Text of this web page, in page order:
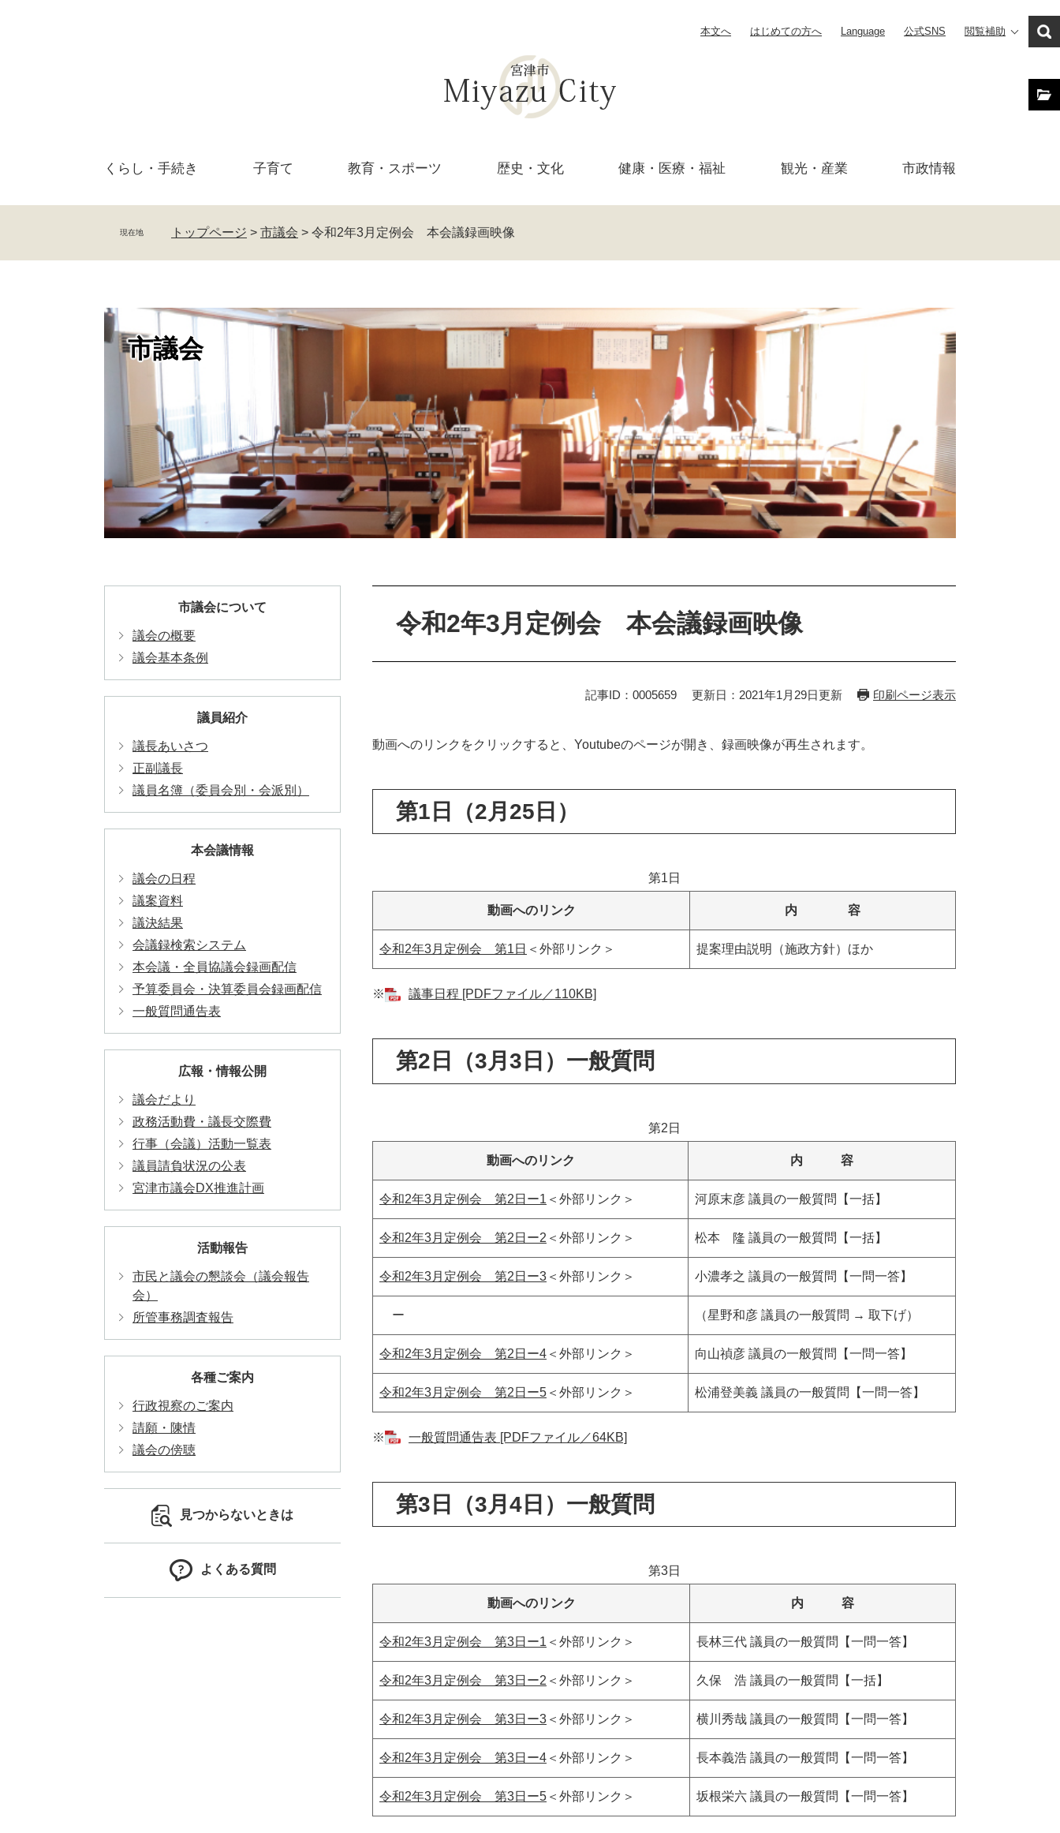
本文へ はじめての方へ Language 公式SNS 閲覧補助
くらし・ 手続き 子育て 教育・ スポーツ 歴史・文化 健康・医療・ 福祉 観光・産業 市政情報
現在地 トップページ > 市議会 > 令和2年3月定例会 本会議録画映像
市議会
令和2年3月定例会 本会議録画映像
記事ID：0005659 更新日：2021年1月29日更新 印刷ページ表示
動画へのリンクをクリックすると、Youtubeのページが開き、録画映像が再生されます。
第1日（2月25日）
第1日
動画へのリンク 内 容
令和2年3月定例会 第1日 ＜外部リンク＞ 提案理由説明（施政方針）ほか
※ 議事日程 [PDFファイル／110KB]
第2日（3月3日）一般質問
第2日
動画へのリンク 内 容
令和2年3月定例会 第2日ー1 ＜外部リンク＞ 河原末彦 議員の一般質問【一括】
令和2年3月定例会 第2日ー2 ＜外部リンク＞ 松本 隆 議員の一般質問【一括】
令和2年3月定例会 第2日ー3 ＜外部リンク＞ 小濃孝之 議員の一般質問【一問一答】
ー （星野和彦 議員の一般質問 → 取下げ）
令和2年3月定例会 第2日ー4 ＜外部リンク＞ 向山禎彦 議員の一般質問【一問一答】
令和2年3月定例会 第2日ー5 ＜外部リンク＞ 松浦登美義 議員の一般質問【一問一答】
※ 一般質問通告表 [PDFファイル／64KB]
第3日（3月4日）一般質問
第3日
動画へのリンク 内 容
令和2年3月定例会 第3日ー1 ＜外部リンク＞ 長林三代 議員の一般質問【一問一答】
令和2年3月定例会 第3日ー2 ＜外部リンク＞ 久保 浩 議員の一般質問【一括】
令和2年3月定例会 第3日ー3 ＜外部リンク＞ 横川秀哉 議員の一般質問【一問一答】
令和2年3月定例会 第3日ー4 ＜外部リンク＞ 長本義浩 議員の一般質問【一問一答】
令和2年3月定例会 第3日ー5 ＜外部リンク＞ 坂根栄六 議員の一般質問【一問一答】
市議会について
議会の概要
議会基本条例
議員紹介
議長あいさつ
正副議長
議員名簿（委員会別・会派別）
本会議情報
議会の日程
議案資料
議決結果
会議録検索システム
本会議・全員協議会録画配信
予算委員会・決算委員会録画配信
一般質問通告表
広報・情報公開
議会だより
政務活動費・議長交際費
行事（会議）活動一覧表
議員請負状況の公表
宮津市議会DX推進計画
活動報告
市民と議会の懇談会（議会報告
会）
所管事務調査報告
各種ご案内
行政視察のご案内
請願・陳情
議会の傍聴
見つからないときは
よくある質問